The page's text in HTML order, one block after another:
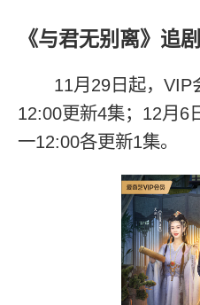
《与君无别离》追
11月29日起，VIP
12:00更新4集；12月6
一12:00各更新1集。